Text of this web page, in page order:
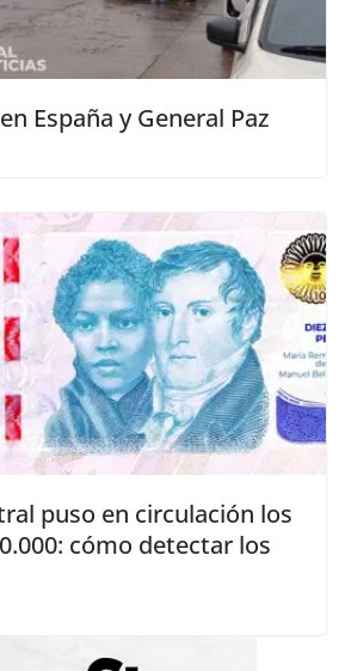
España y General Paz
puso en circulación los
cómo detectar los